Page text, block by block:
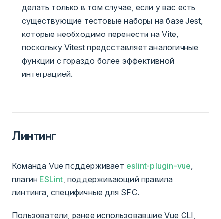
делать только в том случае, если у вас есть
существующие тестовые наборы на базе Jest,
которые необходимо перенести на Vite,
поскольку Vitest предоставляет аналогичные
функции с гораздо более эффективной
интеграцией.
Линтинг
Команда Vue поддерживает eslint-plugin-vue,
плагин ESLint, поддерживающий правила
линтинга, специфичные для SFC.
Пользователи, ранее использовавшие Vue CLI,